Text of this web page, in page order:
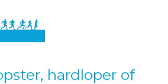
hardloper of